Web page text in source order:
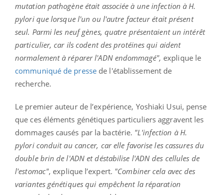
mutation pathogène était associée à une infection à H.
pylori que lorsque l'un ou l'autre facteur était présent
seul. Parmi les neuf gènes, quatre présentaient un intérêt
particulier, car ils codent des protéines qui aident
normalement à réparer l'ADN endommagé", explique le
communiqué de presse de l'établissement de
recherche.
Le premier auteur de l’expérience, Yoshiaki Usui, pense
que ces éléments génétiques particuliers aggravent les
dommages causés par la bactérie. "L'infection à H.
pylori conduit au cancer, car elle favorise les cassures du
double brin de l'ADN et déstabilise l'ADN des cellules de
l'estomac", explique l’expert. "Combiner cela avec des
variantes génétiques qui empêchent la réparation